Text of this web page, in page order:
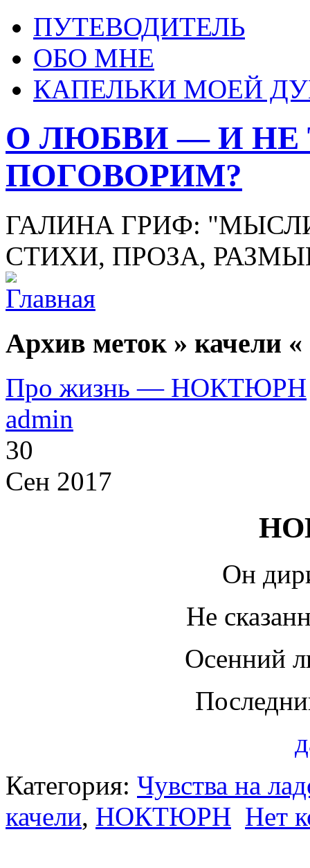
ПУТЕВОДИТЕЛЬ
ОБО МНЕ
КАПЕЛЬКИ МОЕЙ
О ЛЮБВИ — И НЕ
ПОГОВОРИМ?
ГАЛИНА ГРИФ:
СТИХИ, ПРОЗА,
Архив меток » качели «
Про жизнь — НОКТЮРН
admin
30
Сен 2017
Он
Не
Осенний
Категория: Чувства на
качели, НОКТЮРН Нет